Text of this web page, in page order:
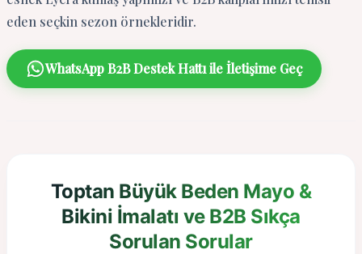
eden seçkin sezon örnekleridir.
WhatsApp B2B Destek Hattı ile İletişime Geç
Toptan Büyük Beden Mayo &
Bikini İmalatı ve B2B Sıkça
Sorulan Sorular